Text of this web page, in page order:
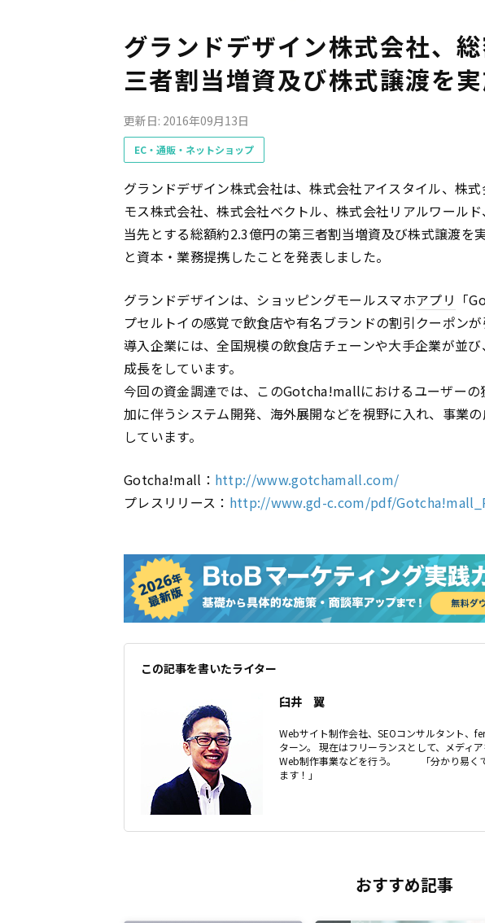
グランドデザイン株式会社、
三者割当増資及び株式譲渡を
更新日: 2016年09月13日
EC・通販・ネットショップ
グランドデザイン株式会社は、株式会社アイスタイル、株
モス株式会社、株式会社ベクトル、株式会社リアルワール
当先とする総額約2.3億円の第三者割当増資及び株式譲渡を
と資本・業務提携したことを発表しました。
グランドデザインは、ショッピングモールスマホアプリ 「
プセルトイの感覚で飲食店や有名ブランドの割引クーポンが
導入企業には、全国規模の飲食店チェーンや大手企業が並
成長をしています。
今回の資金調達では、このGotcha!mallにおけるユーザー
加に伴うシステム開発、海外展開などを視野に入れ、事業
しています。
Gotcha!mall： http://www.gotchamall.com/
プレスリリース： http://www.gd-c.com/pdf/
この記事を書いたライター
臼井 翼
Webサイト制作会社、SEOコンサルタント、
ターン。 現在はフリーランスとして、メディ
Web制作事業などを行う。 「分かり易くて
ます！」
おすすめ記事